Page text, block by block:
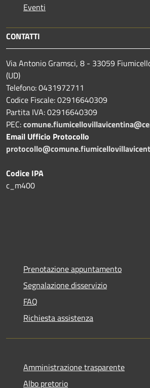
Eventi
CONTATTI
Via Antonio Gramsci, 8 - 33059
(UD)
Telefono: 0431972711
Codice Fiscale: 02916640309
Partita IVA: 02916640309
PEC:
Email Ufficio Protocollo
Codice IPA
c_m400
Prenotazione appuntamento
Segnalazione disservizio
FAQ
Richiesta assistenza
Amministrazione trasparente
Albo pretorio